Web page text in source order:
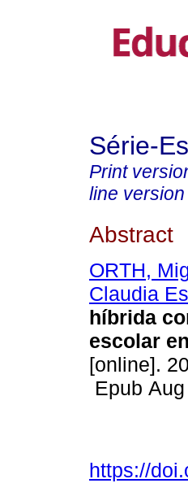
Série-
Print
line version
Abstract
ORTH,
Claudia
híbrida
escolar
[online].
Epub
https://